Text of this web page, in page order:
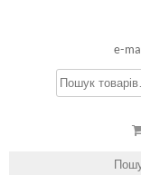
e-
Шукати: